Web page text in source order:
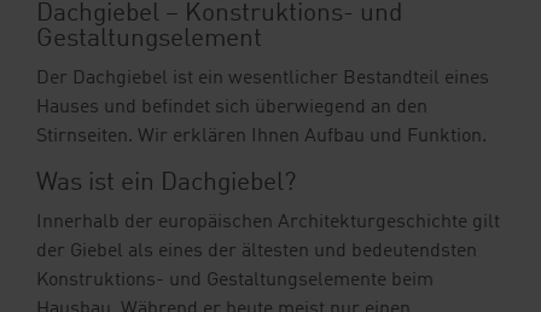
Karriere
Mobilheimbau
Downloads
Blog
Dachgiebel – Konstruktions- und
Gestaltungselement
Der Dachgiebel ist ein wesentlicher Bestandteil eines
Hauses und befindet sich überwiegend an den
Stirnseiten. Wir erklären Ihnen Aufbau und Funktion.
Was ist ein Dachgiebel?
Innerhalb der europäischen Architekturgeschichte gilt
der Giebel als eines der ältesten und bedeutendsten
Konstruktions- und Gestaltungselemente beim